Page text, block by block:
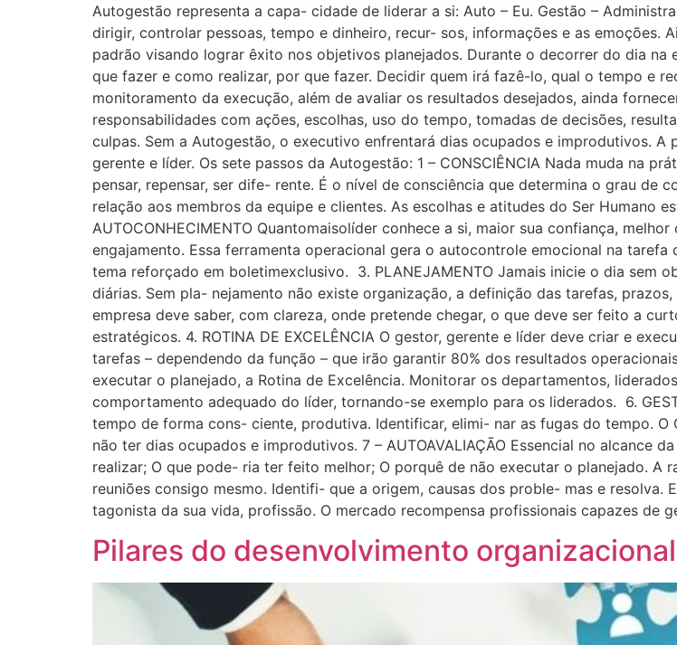
Autogestão representa a capa- cidade de liderar a si: Auto – Eu. Gestão –
dirigir, controlar pessoas, tempo e dinheiro, recur- sos, informações e as emoções.
padrão visando lograr êxito nos objetivos planejados. Durante o decorrer do dia
que fazer e como realizar, por que fazer. Decidir quem irá fazê-lo, qual o tempo e
monitoramento da execução, além de avaliar os resultados desejados, ainda
responsabilidades com ações, escolhas, uso do tempo, tomadas de decisões,
culpas. Sem a Autogestão, o executivo enfrentará dias ocupados e improdutivos.
gerente e líder. Os sete passos da Autogestão: 1 – CONSCIÊNCIA Nada muda na
pensar, repensar, ser dife- rente. É o nível de consciência que determina o grau de
relação aos membros da equipe e clientes. As escolhas e atitudes do Ser Humano
AUTOCONHECIMENTO Quantomaisolíder conhece a si, maior sua confiança,
engajamento. Essa ferramenta operacional gera o autocontrole emocional na
tema reforçado em boletimexclusivo. 3. PLANEJAMENTO Jamais inicie o dia sem
diárias. Sem pla- nejamento não existe organização, a definição das tarefas,
empresa deve saber, com clareza, onde pretende chegar, o que deve ser feito a
estratégicos. 4. ROTINA DE EXCELÊNCIA O gestor, gerente e líder deve criar e
tarefas – dependendo da função – que irão garantir 80% dos resultados
executar o planejado, a Rotina de Excelência. Monitorar os departamentos,
comportamento adequado do líder, tornando-se exemplo para os liderados. 6.
tempo de forma cons- ciente, produtiva. Identificar, elimi- nar as fugas do tempo.
não ter dias ocupados e improdutivos. 7 – AUTOAVALIAÇÃO Essencial no alcance
realizar; O que pode- ria ter feito melhor; O porquê de não executar o planejado. A
reuniões consigo mesmo. Identifi- que a origem, causas dos proble- mas e resolva.
tagonista da sua vida, profissão. O mercado recompensa profissionais capazes de
Pilares do desenvolvimento